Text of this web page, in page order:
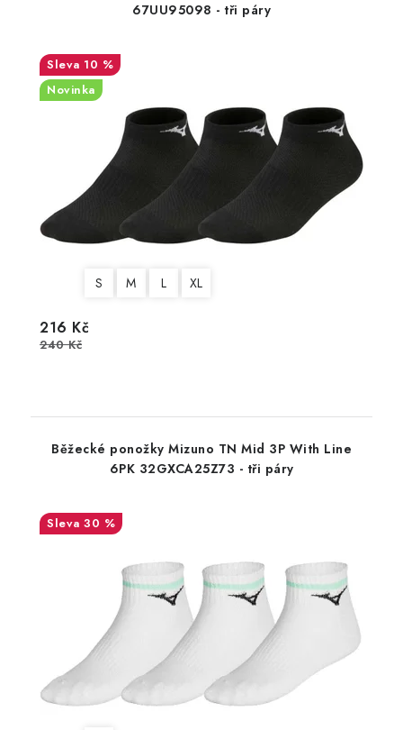
67UU95098 - tři páry
10 %
Novinka
S M L XL
216 Kč
240 Kč
Běžecké ponožky Mizuno TN Mid 3P With Line
6PK 32GXCA25Z73 - tři páry
30 %